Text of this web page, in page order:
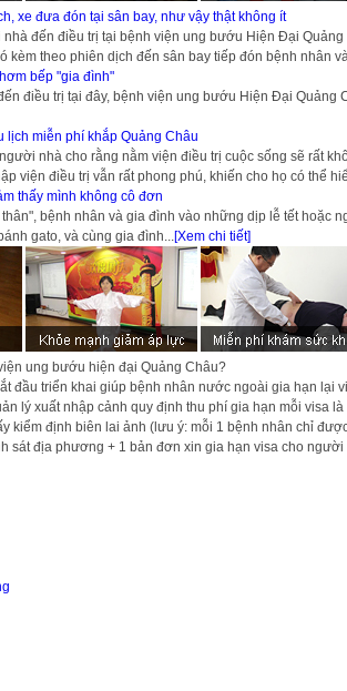
xe đưa đón tại sân bay, như vậy thật không ít
đến điều trị tại bệnh viện ung bướu Hiện Đại
kèm theo phiên dịch đến sân bay tiếp đón bệnh nhân
bếp "gia đình"
điều trị tại đây, bệnh viện ung bướu Hiện Đại
lịch miễn phí khắp Quảng Châu
nhà cho rằng nằm viện điều trị cuộc sống sẽ rất
viện điều trị vẫn rất phong phú, khiến cho họ có thể
thấy mình không cô đơn
bệnh nhân và gia đình vào những dịp lễ tết hoặc
gato, và cùng gia đình...[Xem chi tiết]
ung bướu hiện đại Quảng Châu?
đầu triển khai giúp bệnh nhân nước ngoài gia hạn
lý xuất nhập cảnh quy định thu phí gia hạn mỗi visa
kiểm định biên lai ảnh (lưu ý: mỗi 1 bệnh nhân chỉ
sát địa phương + 1 bản đơn xin gia hạn visa cho